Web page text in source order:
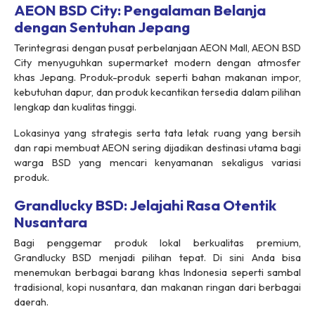
AEON BSD City: Pengalaman Belanja
dengan Sentuhan Jepang
Terintegrasi dengan pusat perbelanjaan AEON Mall, AEON BSD
City menyuguhkan supermarket modern dengan atmosfer
khas Jepang. Produk-produk seperti bahan makanan impor,
kebutuhan dapur, dan produk kecantikan tersedia dalam pilihan
lengkap dan kualitas tinggi.
Lokasinya yang strategis serta tata letak ruang yang bersih
dan rapi membuat AEON sering dijadikan destinasi utama bagi
warga BSD yang mencari kenyamanan sekaligus variasi
produk.
Grandlucky BSD: Jelajahi Rasa Otentik
Nusantara
Bagi penggemar produk lokal berkualitas premium,
Grandlucky BSD menjadi pilihan tepat. Di sini Anda bisa
menemukan berbagai barang khas Indonesia seperti sambal
tradisional, kopi nusantara, dan makanan ringan dari berbagai
daerah.